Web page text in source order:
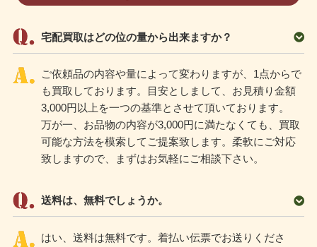
宅配買取はどの位の量から出来ますか？
ご依頼品の内容や量によって変わりますが、1点からで
も買取しております。目安としまして、お見積り金額
3,000円以上を一つの基準とさせて頂いております。
万が一、お品物の内容が3,000円に満たなくても、買取
可能な方法を模索してご提案致します。柔軟にご対応
致しますので、まずはお気軽にご相談下さい。
送料は、無料でしょうか。
はい、送料は無料です。着払い伝票でお送りくださ